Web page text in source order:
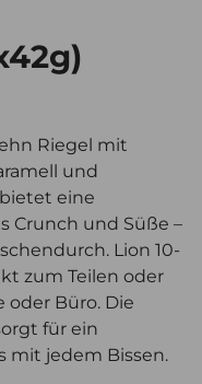
Riegel mit
und
eine
Crunch und Süße –
Lion 10-
zum Teilen oder
oder Büro. Die
für ein
mit jedem Bissen.